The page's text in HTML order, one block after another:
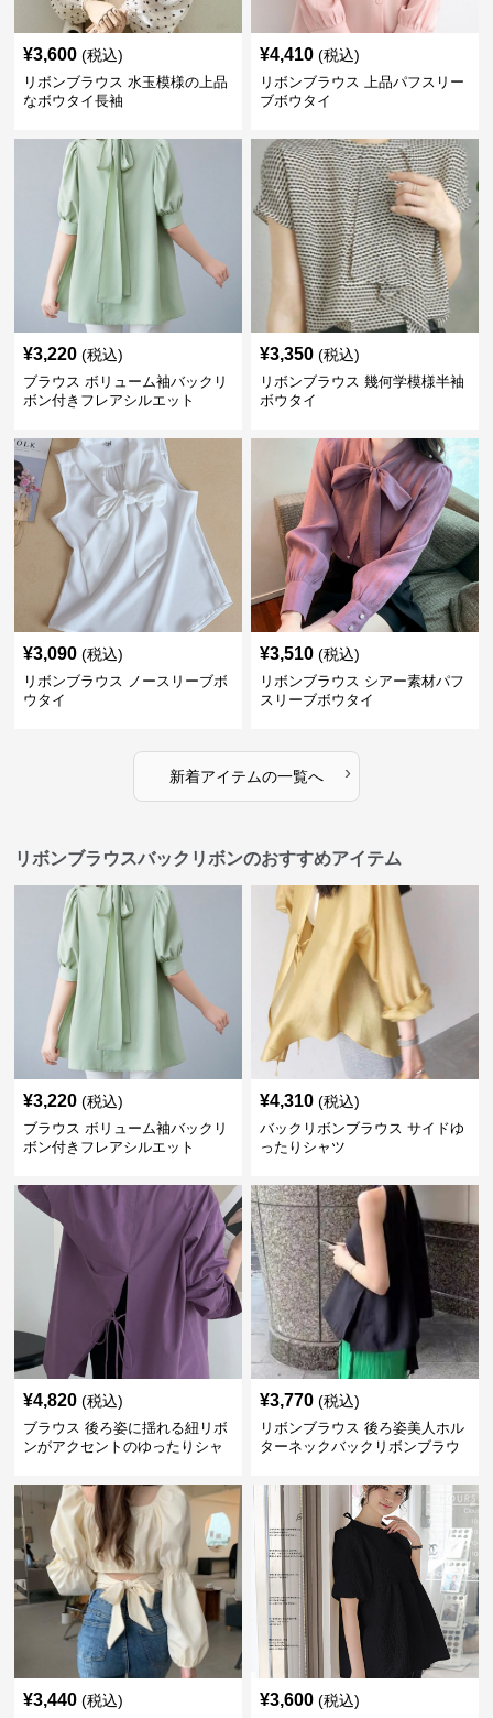
¥3,600 (税込)
リボンブラウス 水玉模様の上品
なボウタイ長袖
¥4,410 (税込)
リボンブラウス 上品パフスリー
ブボウタイ
¥3,220 (税込)
ブラウス ボリューム袖バックリ
ボン付きフレアシルエット
¥3,350 (税込)
リボンブラウス 幾何学模様半袖
ボウタイ
¥3,090 (税込)
リボンブラウス ノースリーブボ
ウタイ
¥3,510 (税込)
リボンブラウス シアー素材パフ
スリーブボウタイ
新着アイテムの一覧へ ›
リボンブラウスバックリボンのおすすめアイテム
¥3,220 (税込)
ブラウス ボリューム袖バックリ
ボン付きフレアシルエット
¥4,310 (税込)
バックリボンブラウス サイドゆ
ったりシャツ
¥4,820 (税込)
ブラウス 後ろ姿に揺れる紐リボ
ンがアクセントのゆったりシャ
¥3,770 (税込)
リボンブラウス 後ろ姿美人ホル
ターネックバックリボンブラウ
¥3,440 (税込) ¥3,600 (税込)